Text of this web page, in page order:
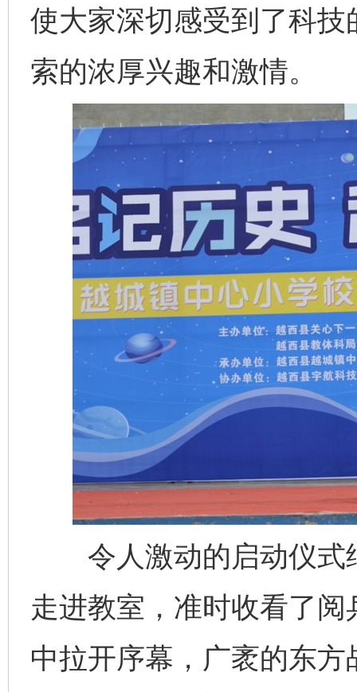
使大家深切感受到了科
索的浓厚兴趣和激情。
令人激动的启动仪式
走进教室，准时收看了
中拉开序幕，广袤的东